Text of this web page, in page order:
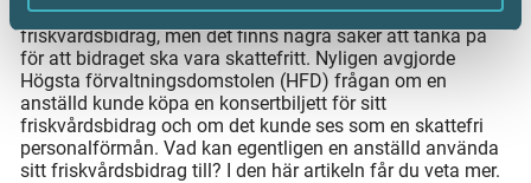
Arbetsgivare kan erbjuda sina anställda ett
friskvårdsbidrag, men det finns några saker att tänka på
för att bidraget ska vara skattefritt. Nyligen avgjorde
Högsta förvaltningsdomstolen (HFD) frågan om en
anställd kunde köpa en konsertbiljett för sitt
friskvårdsbidrag och om det kunde ses som en skattefri
personalförmån. Vad kan egentligen en anställd använda
sitt friskvårdsbidrag till? I den här artikeln får du veta mer.